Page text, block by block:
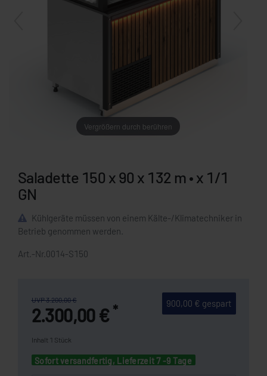
Vergrößern durch berühren
Saladette 150 x 90 x 132 m • x 1/1
GN
Kühlgeräte müssen von einem Kälte-/Klimatechniker in
Betrieb genommen werden.
Art.-Nr. 0014-S150
900,00 € gespart
UVP 3.200,00 €
2.300,00 € *
Inhalt 1 Stück
Sofort versandfertig, Lieferzeit 7 -9 Tage